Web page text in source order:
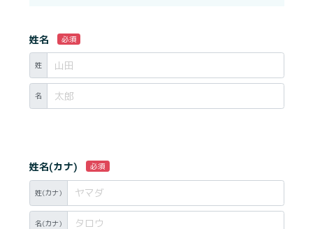
姓名 必須
姓
名
姓名(カナ) 必須
姓(カナ)
名(カナ)